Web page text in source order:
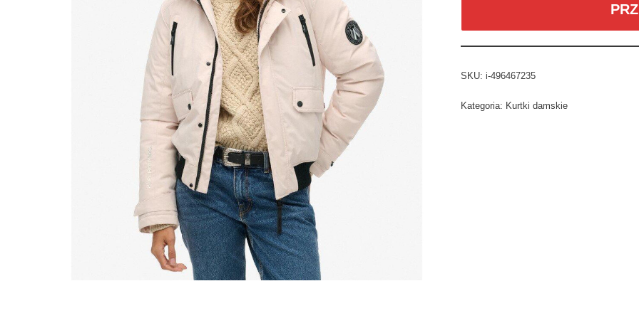
SKU: i-496467235
Kategoria: Kurtki damskie